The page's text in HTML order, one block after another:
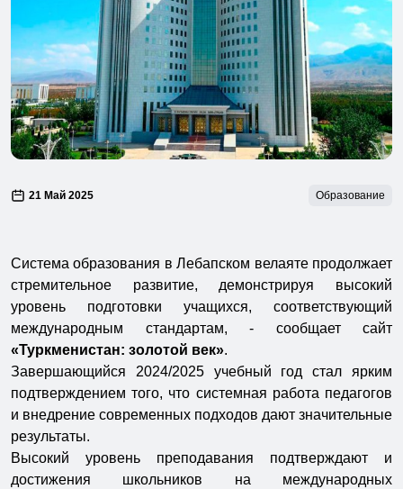
21 Май 2025 Образование
Система образования в Лебапском велаяте продолжает
стремительное развитие, демонстрируя высокий
уровень подготовки учащихся, соответствующий
международным стандартам, - сообщает сайт
«Туркменистан: золотой век».
Завершающийся 2024/2025 учебный год стал ярким
подтверждением того, что системная работа педагогов
и внедрение современных подходов дают значительные
результаты.
Высокий уровень преподавания подтверждают и
достижения школьников на международных